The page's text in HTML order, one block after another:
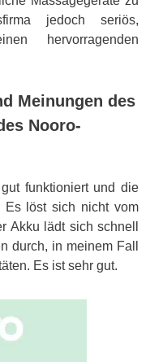
jedoch seriös,
hervorragenden
Meinungen des
Nooro-
funktioniert und die
Es löst sich nicht vom
Akku lädt sich schnell
durch, in meinem Fall
Es ist sehr gut.